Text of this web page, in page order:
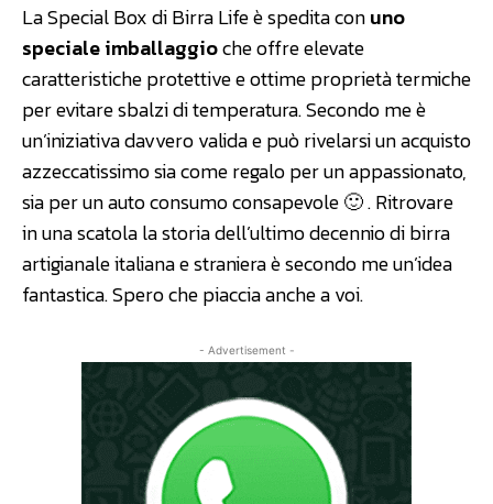
La Special Box di Birra Life è spedita conuno
speciale imballaggioche offre elevate
caratteristiche protettive e ottime proprietà termiche
per evitare sbalzi di temperatura. Secondo me è
un’iniziativa davvero valida e può rivelarsi un acquisto
azzeccatissimo sia come regalo per un appassionato,
sia per un auto consumo consapevole 🙂 . Ritrovare
in una scatola la storia dell’ultimo decennio di birra
artigianale italiana e straniera è secondo me un’idea
fantastica. Spero che piaccia anche a voi.
- Advertisement -